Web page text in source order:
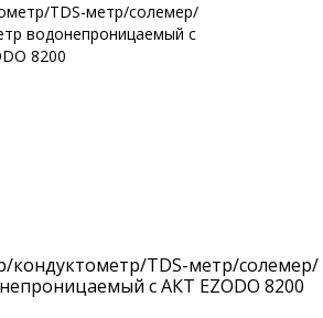
TDS-метр/солемер/
с АКТ EZODO 8200